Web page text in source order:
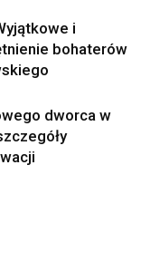
i
bohaterów
dworca w